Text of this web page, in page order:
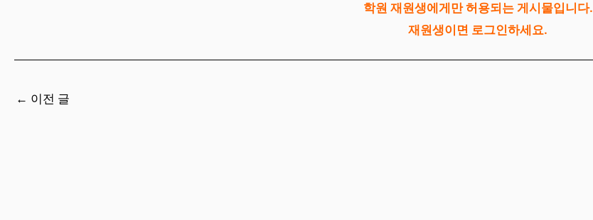
학원 재원생에게만 허용되는 게시물입니다.
재원생이면 로그인하세요.
← 이전 글